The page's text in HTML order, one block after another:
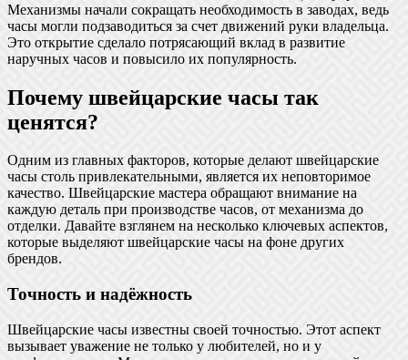
Механизмы начали сокращать необходимость в заводах, ведь
часы могли подзаводиться за счет движений руки владельца.
Это открытие сделало потрясающий вклад в развитие
наручных часов и повысило их популярность.
Почему швейцарские часы так
ценятся?
Одним из главных факторов, которые делают швейцарские
часы столь привлекательными, является их неповторимое
качество. Швейцарские мастера обращают внимание на
каждую деталь при производстве часов, от механизма до
отделки. Давайте взглянем на несколько ключевых аспектов,
которые выделяют швейцарские часы на фоне других
брендов.
Точность и надёжность
Швейцарские часы известны своей точностью. Этот аспект
вызывает уважение не только у любителей, но и у